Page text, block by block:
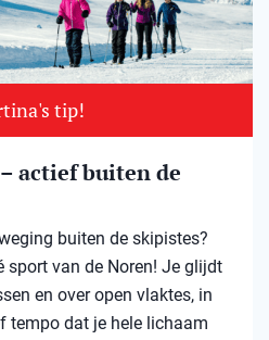
tip!
actief buiten de
buiten de skipistes?
sport van de Noren! Je glijdt
en over open vlaktes, in
tempo dat je hele lichaam